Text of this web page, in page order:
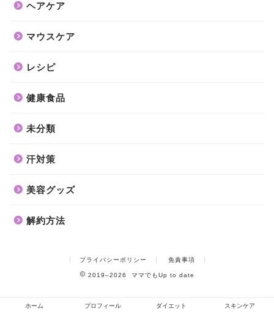
ヘアケア
マウスケア
レシピ
健康食品
未分類
汗対策
美容グッズ
解約方法
プライバシーポリシー 免責事項
2019–2026 ママでもUp to date
ホーム プロフィール ダイエット スキンケア